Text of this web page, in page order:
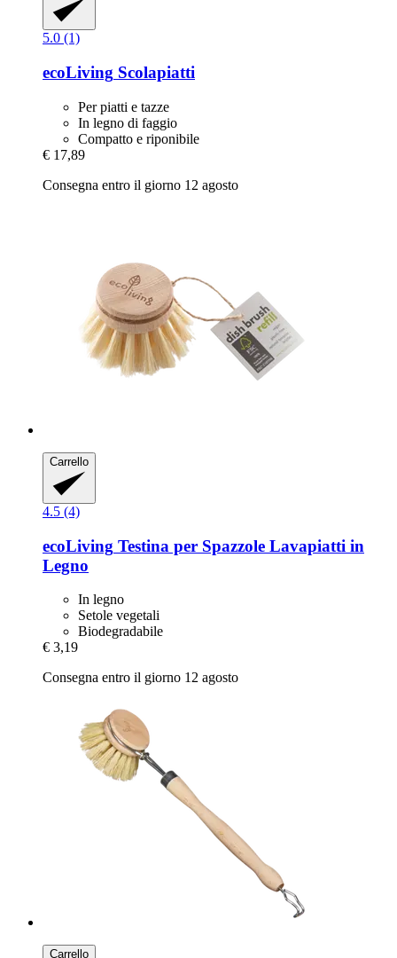
5.0 (1)
ecoLiving Scolapiatti
Per piatti e tazze
In legno di faggio
Compatto e riponibile
€ 17,89
Consegna entro il giorno 12 agosto
Carrello
4.5 (4)
ecoLiving Testina per Spazzole Lavapiatti in
Legno
In legno
Setole vegetali
Biodegradabile
€ 3,19
Consegna entro il giorno 12 agosto
Carrello